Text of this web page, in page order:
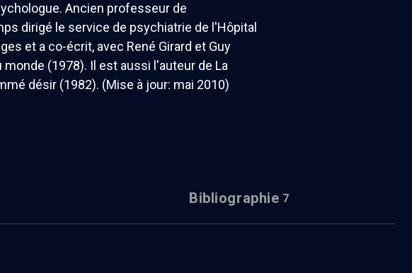
Ancien professeur de
dirigé le service de psychiatrie de l'Hôpital
et a co-écrit, avec René Girard et Guy
(1978). Il est aussi l'auteur de La
désir (1982). (Mise à jour: mai 2010)
Bibliographie 7